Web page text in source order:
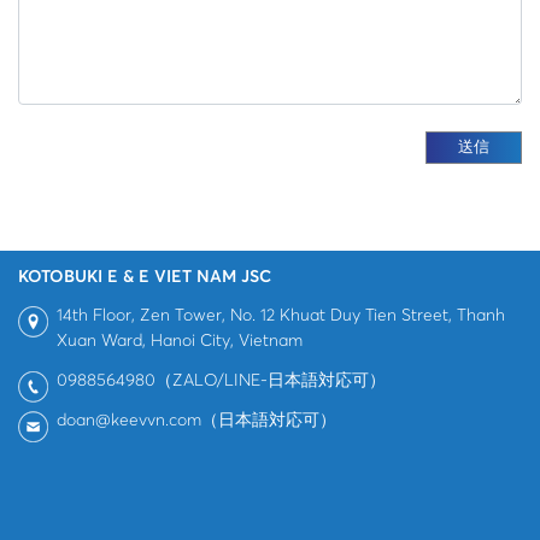
KOTOBUKI E & E VIET NAM JSC
14th Floor, Zen Tower, No. 12 Khuat Duy Tien Street, Thanh
Xuan Ward, Hanoi City, Vietnam
0988564980（ZALO/LINE-日本語対応可）
doan@keevvn.com（日本語対応可）